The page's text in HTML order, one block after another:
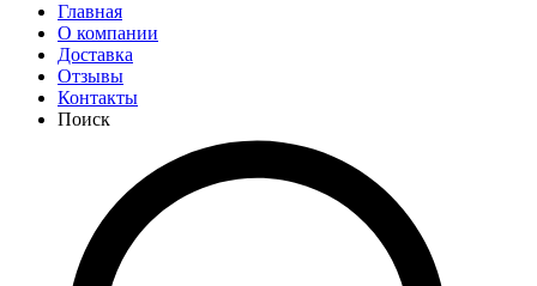
Главная
О компании
Доставка
Отзывы
Контакты
Поиск